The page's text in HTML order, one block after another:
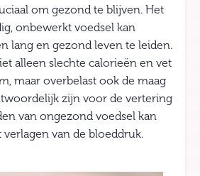
om gezond te blijven. Het
onbewerkt voedsel kan
lang en gezond leven te leiden.
alleen slechte calorieën en vet
maar overbelast ook de maag
zijn voor de vertering
van ongezond voedsel kan
van de bloeddruk.